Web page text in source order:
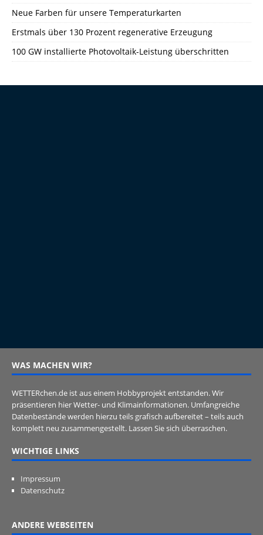
Neue Farben für unsere Temperaturkarten
Erstmals über 130 Prozent regenerative Erzeugung
100 GW installierte Photovoltaik-Leistung überschritten
WAS MACHEN WIR?
WETTERchen.de ist aus einem Hobbyprojekt entstanden. Wir
präsentieren hier Wetter- und Klimainformationen. Umfangreiche
Datenbestände werden hierzu teils grafisch aufbereitet – teils auch
komplett neu zusammengestellt. Lassen Sie sich überraschen.
WICHTIGE LINKS
Impressum
Datenschutz
ANDERE WEBSEITEN